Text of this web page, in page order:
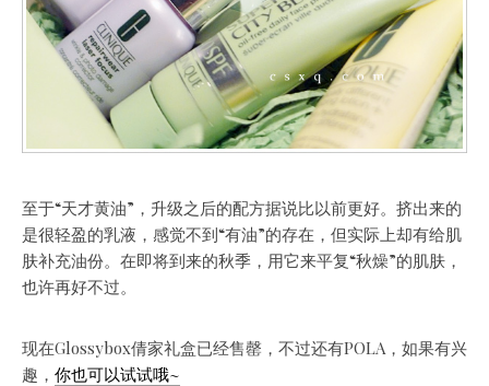
至于“天才黄油”，升级之后的配方据说比以前更好。挤出来的
是很轻盈的乳液，感觉不到“有油”的存在，但实际上却有给肌
肤补充油份。在即将到来的秋季，用它来平复“秋燥”的肌肤，
也许再好不过。
现在Glossybox倩家礼盒已经售罄，不过还有POLA，如果有兴
趣， 你也可以试试哦~